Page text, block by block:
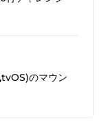
のマウン